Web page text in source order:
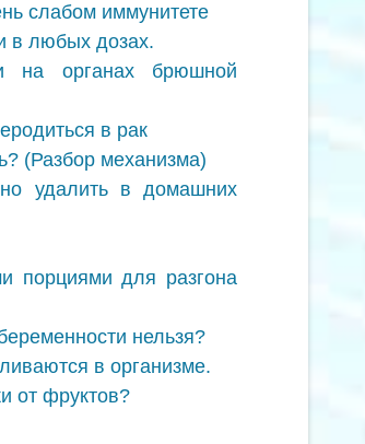
слабом иммунитете
в любых дозах.
на органах брюшной
в рак
(Разбор механизма)
удалить в домашних
порциями для разгона
нельзя?
в организме.
от фруктов?